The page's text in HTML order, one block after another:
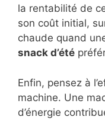
la rentabilité de
son coût initial,
chaude quand
snack d’été
Enfin, pensez à
machine. Une
d’énergie